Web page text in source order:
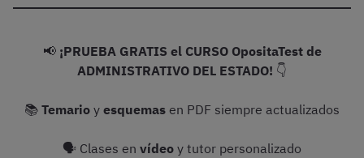
📢 ¡PRUEBA GRATIS el CURSO OpositaTest de
ADMINISTRATIVO DEL ESTADO! 👇
📚 Temario y esquemas en PDF siempre actualizados
🗣 Clases en vídeo y tutor personalizado